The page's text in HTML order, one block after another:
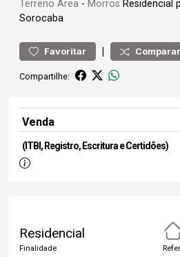
Terreno Área - Morros Residencial
Sorocaba
Favoritar | Comparar
Compartilhe:
Venda
(ITBI, Registro, Escritura e Certidões)
Residencial
Finalidade